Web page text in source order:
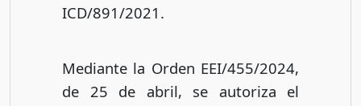
ICD/891/2021.
Mediante la Orden EEI/455/2024,
de 25 de abril, se autoriza el